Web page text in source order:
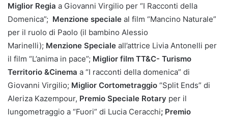
Miglior Regia a Giovanni Virgilio per “I Racconti della
Domenica”; Menzione speciale al film “Mancino Naturale”
per il ruolo di Paolo (il bambino Alessio
Marinelli); Menzione Speciale all’attrice Livia Antonelli per
il film “L’anima in pace”; Miglior film TT&C- Turismo
Territorio &Cinema a “I racconti della domenica” di
Giovanni Virgilio; Miglior Cortometraggio “Split Ends” di
Aleriza Kazempour, Premio Speciale Rotary per il
lungometraggio a “Fuori” di Lucia Ceracchi; Premio